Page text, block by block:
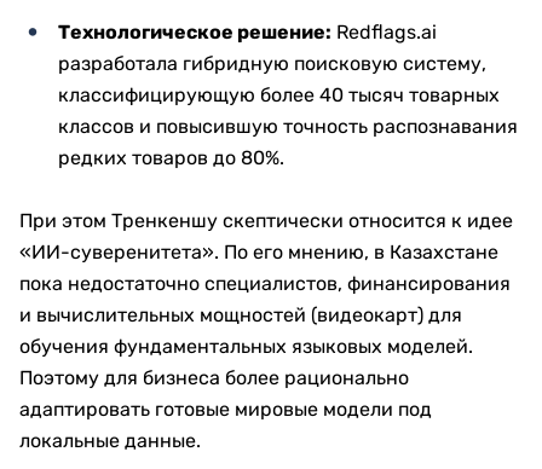
Технологическое решение: Redflags.ai
разработала гибридную поисковую систему,
классифицирующую более 40 тысяч товарных
классов и повысившую точность распознавания
редких товаров до 80%.
При этом Тренкеншу скептически относится к идее
«ИИ-суверенитета». По его мнению, в Казахстане
пока недостаточно специалистов, финансирования
и вычислительных мощностей (видеокарт) для
обучения фундаментальных языковых моделей.
Поэтому для бизнеса более рационально
адаптировать готовые мировые модели под
локальные данные.